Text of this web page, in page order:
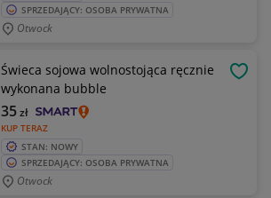
SPRZEDAJĄCY: OSOBA PRYWATNA
Otwock
Świeca sojowa wolnostojąca ręcznie
wykonana bubble
KUP TERAZ
35zł
STAN: NOWY
SPRZEDAJĄCY: OSOBA PRYWATNA
Otwock